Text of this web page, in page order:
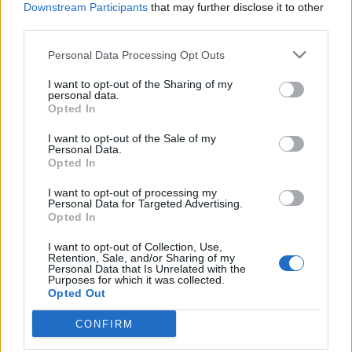
Downstream Participants that may further disclose it to other
Personal Data Processing Opt Outs
I want to opt-out of the Sharing of my
personal data.
Opted In
I want to opt-out of the Sale of my
Personal Data.
Opted In
I want to opt-out of processing my
Personal Data for Targeted Advertising.
Opted In
I want to opt-out of Collection, Use,
Retention, Sale, and/or Sharing of my
Personal Data that Is Unrelated with the
Purposes for which it was collected.
Opted Out
CONFIRM
Resumen de datos de la ruta entre Castellet I La
Gornal y Valdeolmos-Alalpardo
Tipo de
combustible
Precio
por litro
Gasto
Gasto
Gasto
Gasolina 95
0,00€ 0l.- 0,00€ 0 0l.- 0,00€
Gasolina 98
0,00€ 0l. - 0,00€
0,00€ 0 l. - 0,00€
Bio diesel
0,00€ 0l.- 0,00€ 0l.- 0,00€ 0 - 0,00€
Estado del tráfico e incidencias de la DGT en
Castellet I La Gornal
Actualmente no hay incidencias de tráfico cerca de